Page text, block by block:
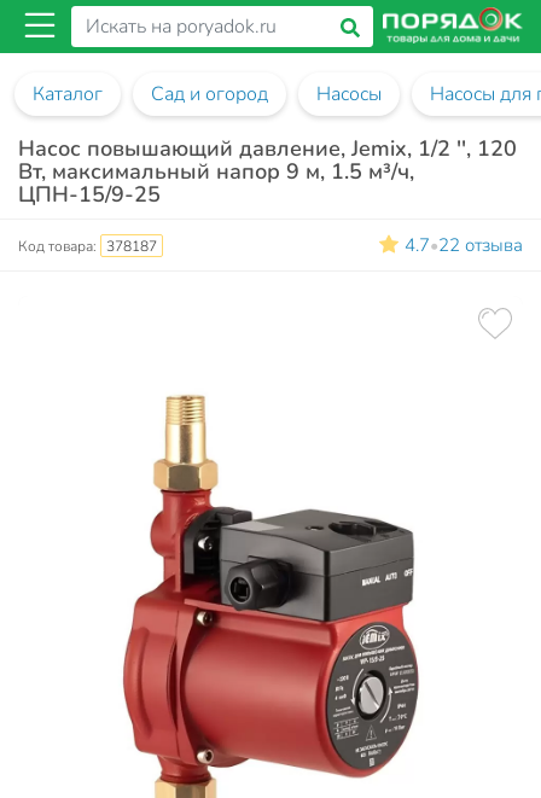
Каталог Сад и огород Насосы Насосы для
Насос повышающий давление, Jemix, 1/2 '', 120
Вт, максимальный напор 9 м, 1.5 м³/ч,
ЦПН-15/9-25
Код товара: 378187 4.7•22 отзыва